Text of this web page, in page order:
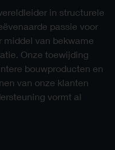
PDF
PDF
PDF
in structurele
passie voor
middel van bekwame
Onze toewijding
bouwproducten en
van onze klanten
vormt al